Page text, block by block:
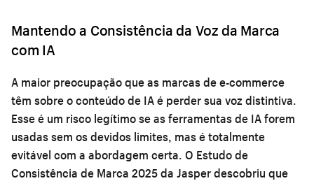
Mantendo a Consistência da Voz da Marca
com IA
A maior preocupação que as marcas de e-commerce
têm sobre o conteúdo de IA é perder sua voz distintiva.
Esse é um risco legítimo se as ferramentas de IA forem
usadas sem os devidos limites, mas é totalmente
evitável com a abordagem certa. O Estudo de
Consistência de Marca 2025 da Jasper descobriu que